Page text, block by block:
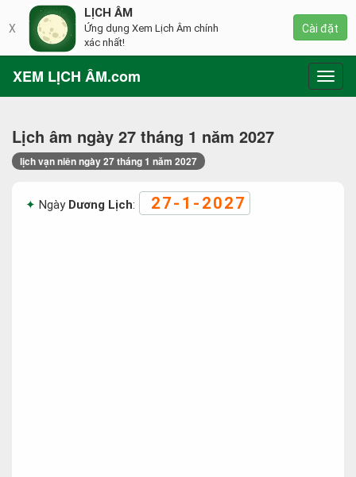
XEM LỊCH ÂM.com
Lịch âm ngày 27 tháng 1 năm 2027
lịch vạn niên ngày 27 tháng 1 năm 2027
Ngày Dương Lịch: 27-1-2027
X
LỊCH ÂM
Ứng dụng Xem Lịch Âm chính
xác nhất!
Cài đặt